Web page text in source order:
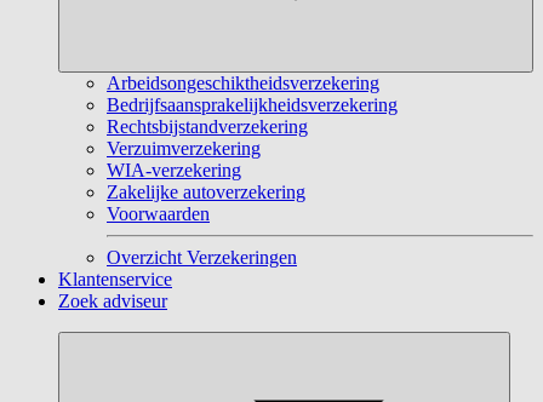
Arbeidsongeschiktheidsverzekering
Bedrijfsaansprakelijkheidsverzekering
Rechtsbijstandverzekering
Verzuimverzekering
WIA-verzekering
Zakelijke autoverzekering
Voorwaarden
Overzicht Verzekeringen
Klantenservice
Zoek adviseur